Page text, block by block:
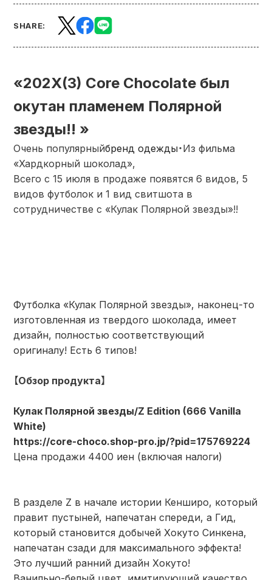
SHARE:
«202X(3) Core Chocolate был
окутан пламенем Полярной
звезды!! »
Очень популярныйбренд одежды・Из фильма
«Хардкорный шоколад»,
Всего с 15 июля в продаже появятся 6 видов, 5
видов футболок и 1 вид свитшота в
сотрудничестве с «Кулак Полярной звезды»!!
Футболка «Кулак Полярной звезды», наконец-то
изготовленная из твердого шоколада, имеет
дизайн, полностью соответствующий
оригиналу! Есть 6 типов!
【Обзор продукта】
Кулак Полярной звезды/Z Edition (666 Vanilla
White)
https://core-choco.shop-pro.jp/?pid=175769224
Цена продажи 4400 иен (включая налоги)
В разделе Z в начале истории Кенширо, который
правит пустыней, напечатан спереди, а Гид,
который становится добычей Хокуто Синкена,
напечатан сзади для максимального эффекта!
Это лучший ранний дизайн Хокуто!